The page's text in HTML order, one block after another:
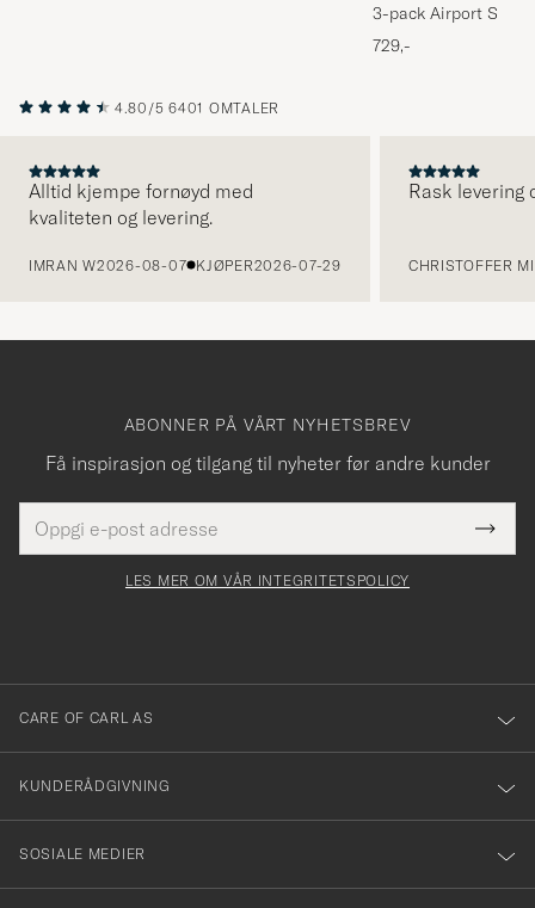
3-pack Airport
Melange
729,-
4.80/5 6401 OMTALER
Alltid kjempe fornøyd med
kvaliteten og levering.
IMRAN W2026-08-07 KJØPER2026-07-29
Rask levering
CHRISTOFFER
ABONNER PÅ VÅRT NYHETSBREV
Få inspirasjon og tilgang til nyheter før andre kunder
postadresse
felt
Tack
för
dig
till
vårt
nyhetsbrev!
LES MER OM VÅR INTEGRITETSPOLICY
CARE OF CARL AS
KUNDERÅDGIVNING
SOSIALE MEDIER